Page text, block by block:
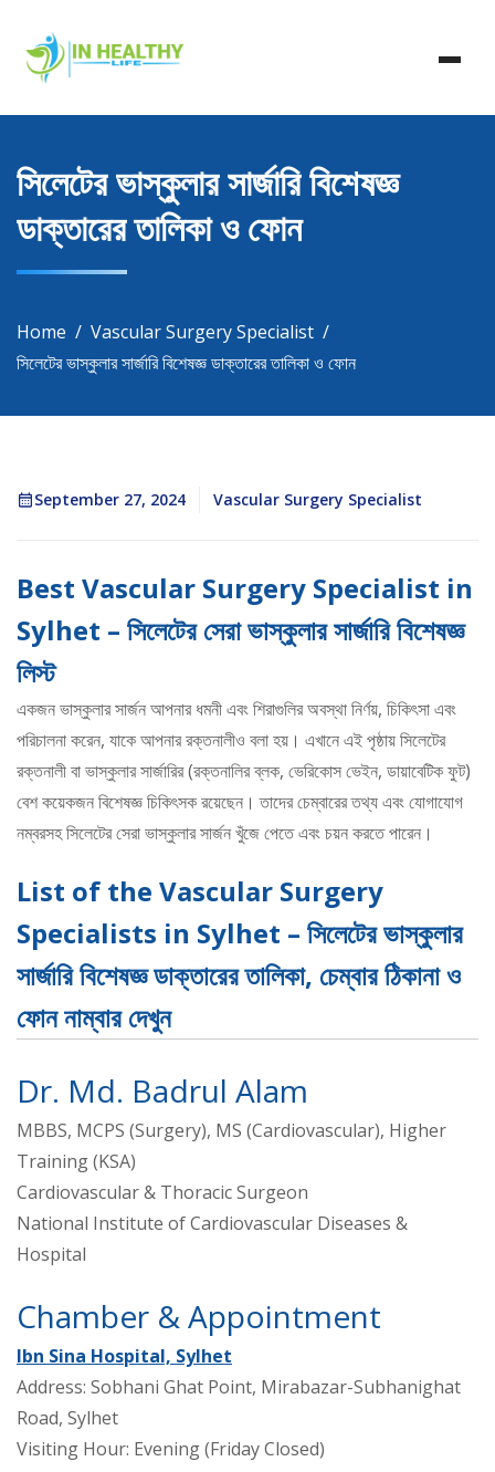
content
In Healthy Life
In Healthy Life, Healthy Life, Health Life, Doctor List,
Doctor Listing
সিলেটের ভাস্কুলার সার্জারি বিশেষজ্ঞ
ডাক্তারের তালিকা ও ফোন
Home
Vascular Surgery Specialist
সিলেটের ভাস্কুলার সার্জারি বিশেষজ্ঞ ডাক্তারের তালিকা ও ফোন
September 27, 2024 Vascular Surgery Specialist
Best Vascular Surgery Specialist in
Sylhet – সিলেটের সেরা ভাস্কুলার সার্জারি বিশেষজ্ঞ
লিস্ট
একজন ভাস্কুলার সার্জন আপনার ধমনী এবং শিরাগুলির অবস্থা নির্ণয়, চিকিৎসা এবং
পরিচালনা করেন, যাকে আপনার রক্তনালীও বলা হয়। এখানে এই পৃষ্ঠায় সিলেটের
রক্তনালী বা ভাস্কুলার সার্জারির (রক্তনালির ব্লক, ভেরিকোস ভেইন, ডায়াবেটিক ফুট)
বেশ কয়েকজন বিশেষজ্ঞ চিকিৎসক রয়েছেন। তাদের চেম্বারের তথ্য এবং যোগাযোগ
নম্বরসহ সিলেটের সেরা ভাস্কুলার সার্জন খুঁজে পেতে এবং চয়ন করতে পারেন।
List of the Vascular Surgery
Specialists in Sylhet – সিলেটের ভাস্কুলার
সার্জারি বিশেষজ্ঞ ডাক্তারের তালিকা, চেম্বার ঠিকানা ও
ফোন নাম্বার দেখুন
Dr. Md. Badrul Alam
MBBS, MCPS (Surgery), MS (Cardiovascular), Higher
Training (KSA)
Cardiovascular & Thoracic Surgeon
National Institute of Cardiovascular Diseases &
Hospital
Chamber & Appointment
Ibn Sina Hospital, Sylhet
Address: Sobhani Ghat Point, Mirabazar-Subhanighat
Road, Sylhet
Visiting Hour: Evening (Friday Closed)